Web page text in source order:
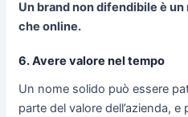
Un brand non difendibile è
che online.
6. Avere valore nel tempo
Un nome solido può essere
parte del valore dell’azienda,